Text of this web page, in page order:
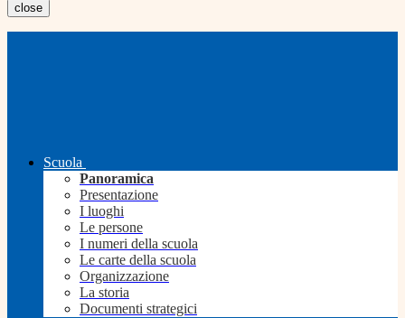
close
Scuola
Panoramica
Presentazione
I luoghi
Le persone
I numeri della scuola
Le carte della scuola
Organizzazione
La storia
Documenti strategici